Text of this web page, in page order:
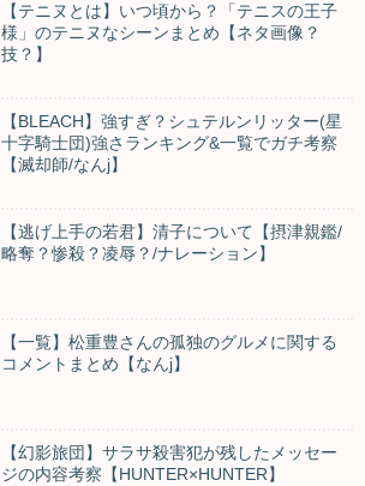
【テニヌとは】いつ頃から？「テニスの王子
様」のテニヌなシーンまとめ【ネタ画像？
技？】
【BLEACH】強すぎ？シュテルンリッター(星
十字騎士団)強さランキング&一覧でガチ考察
【滅却師/なんj】
【逃げ上手の若君】清子について【摂津親鑑/
略奪？惨殺？凌辱？/ナレーション】
【一覧】松重豊さんの孤独のグルメに関する
コメントまとめ【なんj】
【幻影旅団】サラサ殺害犯が残したメッセー
ジの内容考察【HUNTER×HUNTER】